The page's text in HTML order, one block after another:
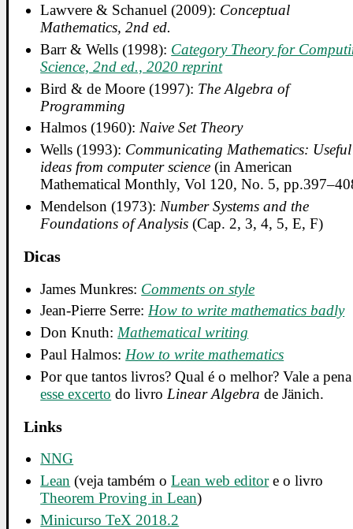
Lawvere & Schanuel (2009): Conceptual
Mathematics, 2nd ed.
Barr & Wells (1998): Category Theory for
Science, 2nd ed., 2020 reprint
Bird & de Moore (1997): The Algebra of
Programming
Halmos (1960):Naive Set Theory
Wells (1993): Communicating Mathematics: Useful
ideas from computer science (in American
Mathematical Monthly, Vol 120, No. 5,
Mendelson (1973): Number Systems and the
Foundations of Analysis (Cap. 2, 3, 4, 5, E, F)
Dicas
James Munkres: Comments on style
Jean-Pierre Serre:How to write mathematics badly
Don Knuth: Mathematical writing
Paul Halmos: How to write mathematics
Por que tantos livros? Qual é o melhor? Vale a
esse excerto do livro Linear Algebra de Jänich.
Links
NNG
Lean (veja também oLean web editore o livro
Theorem Proving in Lean)
Minicurso TeX 2018.2